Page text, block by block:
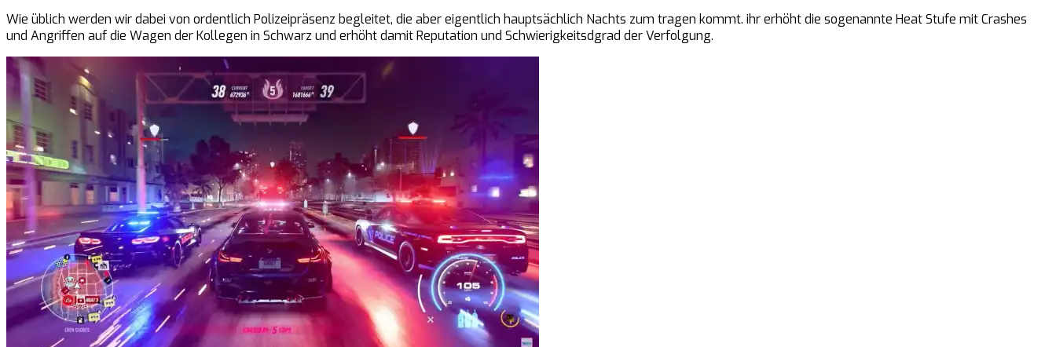
Wie üblich werden wir dabei von ordentlich Polizeipräsenz begleitet, die aber eigentlich hauptsächlich Nachts zum tragen kommt. ihr erhöht die sogenannte Heat Stufe mit Crashes
und Angriffen auf die Wagen der Kollegen in Schwarz und erhöht damit Reputation und Schwierigkeitsdgrad der Verfolgung.